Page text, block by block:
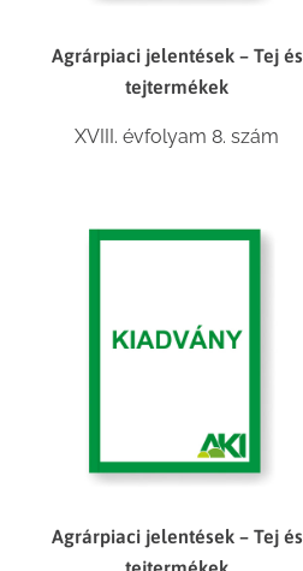
Agrárpiaci jelentések – Tej és
tejtermékek
XVIII. évfolyam 8. szám
Agrárpiaci jelentések – Tej és